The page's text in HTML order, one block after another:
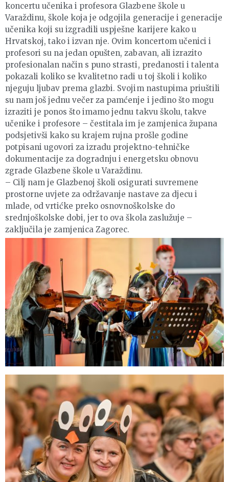
koncertu učenika i profesora Glazbene škole u
Varaždinu, škole koja je odgojila generacije i generacije
učenika koji su izgradili uspješne karijere kako u
Hrvatskoj, tako i izvan nje. Ovim koncertom učenici i
profesori su na jedan opušten, zabavan, ali izrazito
profesionalan način s puno strasti, predanosti i talenta
pokazali koliko se kvalitetno radi u toj školi i koliko
njeguju ljubav prema glazbi. Svojim nastupima priuštili
su nam još jednu večer za pamćenje i jedino što mogu
izraziti je ponos što imamo jednu takvu školu, takve
učenike i profesore – čestitala im je zamjenica župana
podsjetivši kako su krajem rujna prošle godine
potpisani ugovori za izradu projektno-tehničke
dokumentacije za dogradnju i energetsku obnovu
zgrade Glazbene škole u Varaždinu.
– Cilj nam je Glazbenoj školi osigurati suvremene
prostorne uvjete za održavanje nastave za djecu i
mlade, od vrtićke preko osnovnoškolske do
srednjoškolske dobi, jer to ova škola zaslužuje –
zaključila je zamjenica Zagorec.